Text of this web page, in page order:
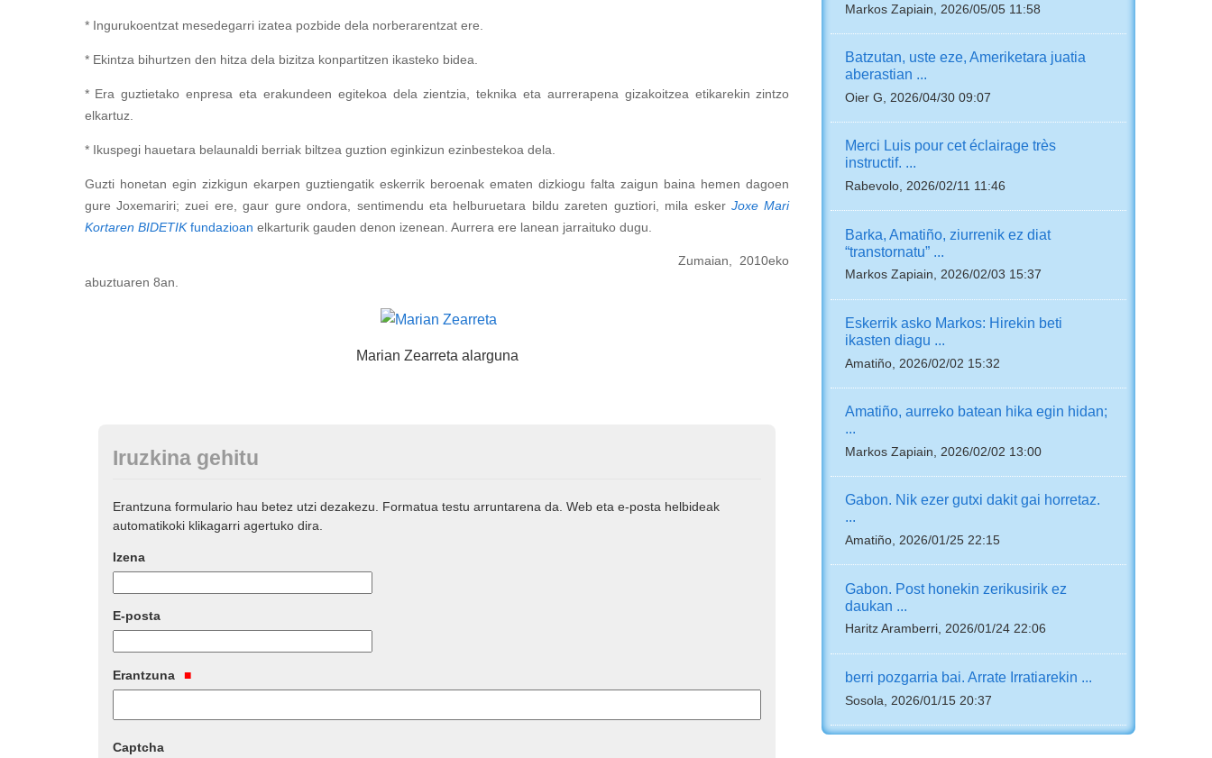
* Ingurukoentzat mesedegarri izatea pozbide dela norberarentzat ere.
* Ekintza bihurtzen den hitza dela bizitza konpartitzen ikasteko bidea.
* Era guztietako enpresa eta erakundeen egitekoa dela zientzia, teknika eta aurrerapena gizakoitzea etikarekin zintzo
elkartuz.
* Ikuspegi hauetara belaunaldi berriak biltzea guztion eginkizun ezinbestekoa dela.
Guzti honetan egin zizkigun ekarpen guztiengatik eskerrik beroenak ematen dizkiogu falta zaigun baina hemen dagoen
gure Joxemariri; zuei ere, gaur gure ondora, sentimendu eta helburuetara bildu zareten guztiori, mila esker Joxe Mari
Kortaren BIDETIKfundazioan elkarturik gauden denon izenean. Aurrera ere lanean jarraituko dugu.
Zumaian, 2010eko
abuztuaren 8an.
Marian Zearreta alarguna
Iruzkina gehitu
Erantzuna formulario hau betez utzi dezakezu. Formatua testu arruntarena da. Web eta e-posta helbideak
automatikoki klikagarri agertuko dira.
Izena
E-posta
Erantzuna
Captcha
Markos Zapiain, 2026/05/05 11:58
Batzutan, uste eze, Ameriketara juatia
aberastian ...
Oier G, 2026/04/30 09:07
Merci Luis pour cet éclairage très
instructif. ...
Rabevolo, 2026/02/11 11:46
Barka, Amatiño, ziurrenik ez diat
“transtornatu” ...
Markos Zapiain, 2026/02/03 15:37
Eskerrik asko Markos: Hirekin beti
ikasten diagu ...
Amatiño, 2026/02/02 15:32
Amatiño, aurreko batean hika egin hidan;
...
Markos Zapiain, 2026/02/02 13:00
Gabon. Nik ezer gutxi dakit gai horretaz.
...
Amatiño, 2026/01/25 22:15
Gabon. Post honekin zerikusirik ez
daukan ...
Haritz Aramberri, 2026/01/24 22:06
berri pozgarria bai. Arrate Irratiarekin ...
Sosola, 2026/01/15 20:37